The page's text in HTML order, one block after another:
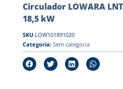
Circulador LOWARA
18,5 kW
SKU LOW101891020
Categoria: Sem categoria